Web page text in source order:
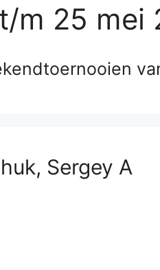
m 25 mei
Sergey A